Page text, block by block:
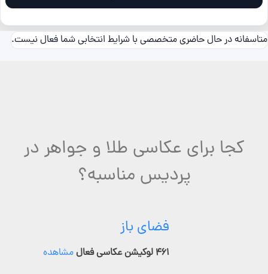
متاسفانه در حال حاضری متخصصی با شرایط انتخابی شما فعال نیست.
کجا برای عکاسی طلا و جواهر در
پردیس مناسبه؟
فضای باز
۴۶۱ لوکیشن عکاسی فعال مشاهده